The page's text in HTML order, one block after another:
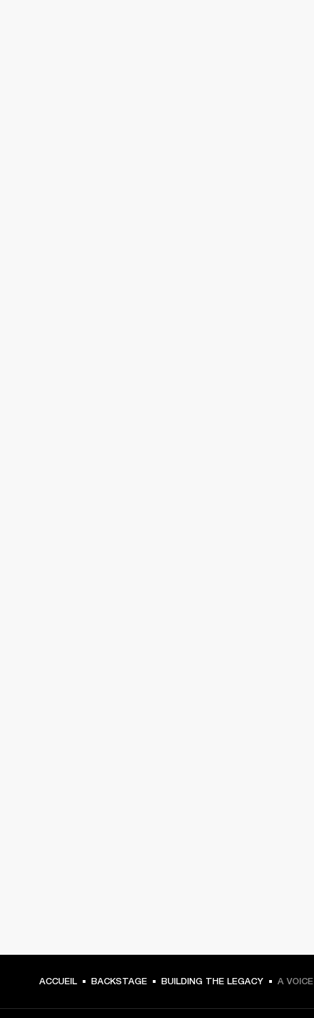
ACCUEIL BACKSTAGE BUILDING THE LEGACY A